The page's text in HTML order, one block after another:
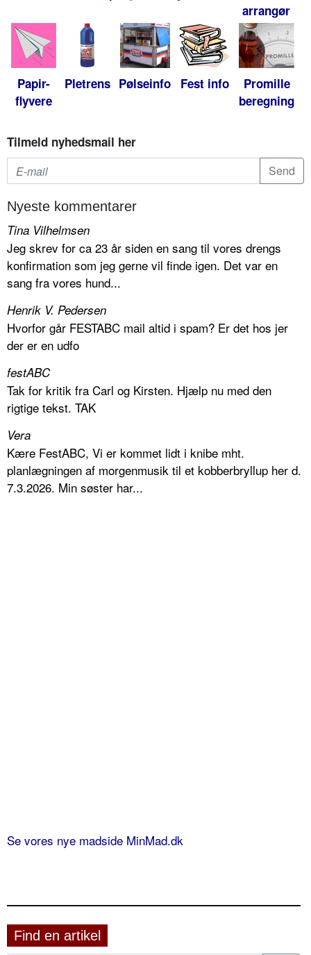
arrangør
Papir-
flyvere
Pletrens Pølseinfo Fest info
Promille
beregning
Tilmeld nyhedsmail her
Nyeste kommentarer
Tina Vilhelmsen
Jeg skrev for ca 23 år siden en sang til vores drengs
konfirmation som jeg gerne vil finde igen. Det var en
sang fra vores hund...
Henrik V. Pedersen
Hvorfor går FESTABC mail altid i spam? Er det hos jer
der er en udfo
festABC
Tak for kritik fra Carl og Kirsten. Hjælp nu med den
rigtige tekst. TAK
Vera
Kære FestABC, Vi er kommet lidt i knibe mht.
planlægningen af morgenmusik til et kobberbryllup her d.
7.3.2026. Min søster har...
Se vores nye madside MinMad.dk
Find en artikel